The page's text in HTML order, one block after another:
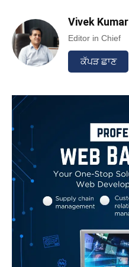
Vivek Kumar
Editor in Chief
ਕੱਪੜ ਛਾਣ